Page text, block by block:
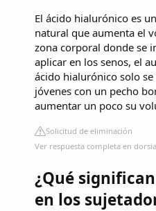
El ácido hialurónico es
natural que aumenta el
zona corporal donde se
aplicar en los senos, el
ácido hialurónico solo
jóvenes con un pecho
aumentar un poco su
Solicitud de eliminación
Ver respuesta completa en
¿Qué
en los